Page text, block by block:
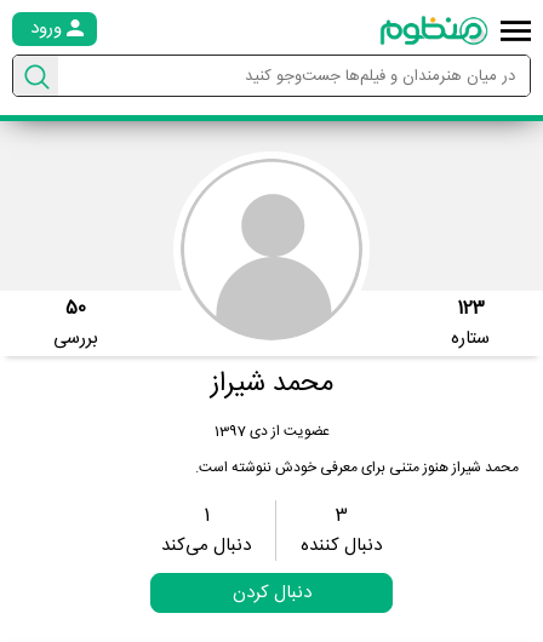
ورود
123
ستاره
50
بررسی
محمد شیراز
عضویت از دی 1397
محمد شیراز هنوز متنی برای معرفی خودش ننوشته است.
3
دنبال کننده
1
دنبال می‌کند
دنبال کردن